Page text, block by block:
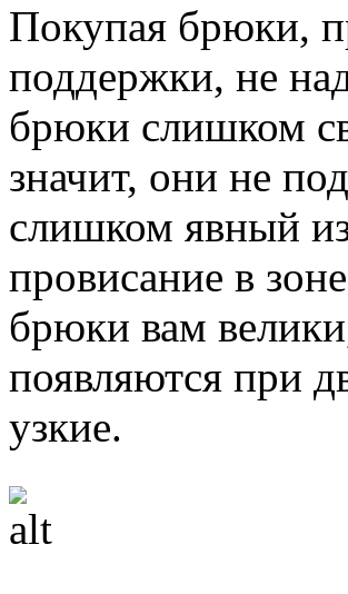
Покупая брюки,
поддержки, не
брюки слишком
значит, они не
слишком явный
провисание в
брюки вам
появляются при
узкие.